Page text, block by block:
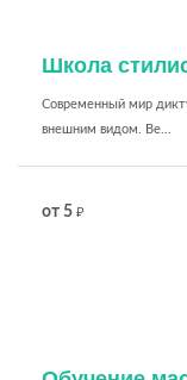
Школа
Современный мир
внешним видом. Ве...
от 5 ₽